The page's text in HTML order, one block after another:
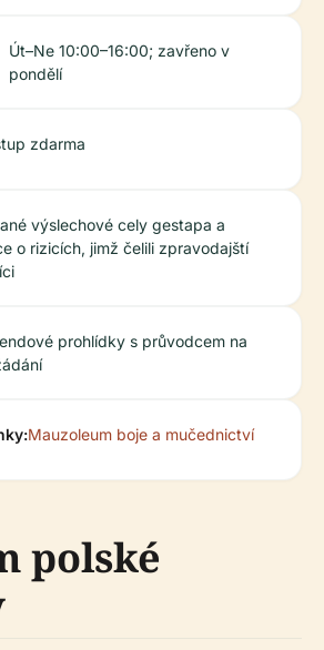
Út–Ne 10:00–16:00; zavřeno v
pondělí
zdarma
výslechové cely gestapa a
o rizicích, jimž čelili zpravodajští
prohlídky s průvodcem na
Mauzoleum boje a mučednictví
polské